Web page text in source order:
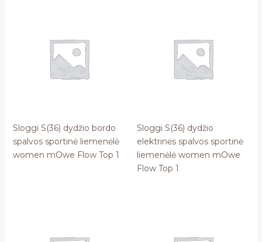
Sloggi S(36) dydžio bordo
spalvos sportinė liemenėlė
women mOwe Flow Top 1
Sloggi S(36) dydžio
elektrinės spalvos sportinė
liemenėlė women mOwe
Flow Top 1